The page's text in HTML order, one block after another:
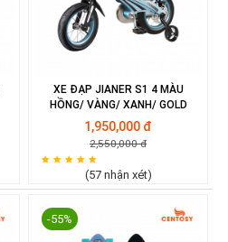
XE ĐẠP JIANER S1 4 MÀU
HỒNG/ VÀNG/ XANH/ GOLD
1,950,000 đ
2,550,000 đ
(57 nhận xét)
-55%